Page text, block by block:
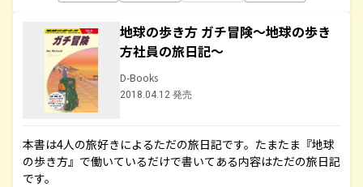
地球の歩き方 ガチ冒険～地球の歩き
方社員の旅日記～
D-Books
2018.04.12 発売
本書は4人の旅好きによるただの旅日記です。たまたま『地球
の歩き方』で働いているだけで書いてある内容はただの旅日記
です。